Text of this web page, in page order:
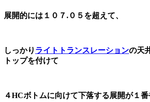
展開的には１０７.０５を超えて、
しっかり ライトトランスレーションの天
トップを付けて
４HCボトムに向けて下落する展開が１番